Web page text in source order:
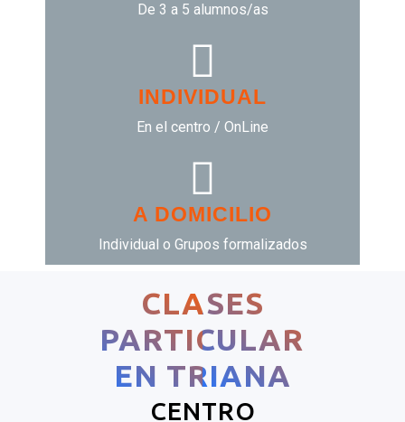
De 3 a 5 alumnos/as
INDIVIDUAL
En el centro / OnLine
A DOMICILIO
Individual o Grupos formalizados
CLASES
PARTICULARES
EN TRIANA
CENTRO